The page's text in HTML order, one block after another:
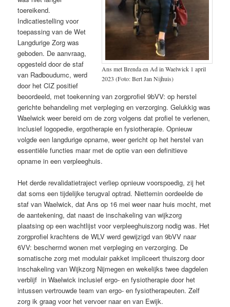
Ans met Brenda en Ad in Waelwick 1 april
2023 (Foto: Bert Jan Nijhuis)
toereikend.
Indicatiestelling voor
toepassing van de Wet
Langdurige Zorg was
geboden. De aanvraag,
opgesteld door de staf
van Radboudumc, werd
door het CIZ positief
beoordeeld, met toekenning van zorgprofiel 9bVV: op herstel
gerichte behandeling met verpleging en verzorging. Gelukkig was
Waelwick weer bereid om de zorg volgens dat profiel te verlenen,
inclusief logopedie, ergotherapie en fysiotherapie. Opnieuw
volgde een langdurige opname, weer gericht op het herstel van
essentiële functies maar met de optie van een definitieve
opname in een verpleeghuis.
Het derde revalidatietraject verliep opnieuw voorspoedig, zij het
dat soms een tijdelijke terugval optrad. Niettemin oordeelde de
staf van Waelwick, dat Ans op 16 mei weer naar huis mocht, met
de aantekening, dat naast de inschakeling van wijkzorg
plaatsing op een wachtlijst voor verpleeghuiszorg nodig was. Het
zorgprofiel krachtens de WLV werd gewijzigd van 9bVV naar
6VV: beschermd wonen met verpleging en verzorging. De
somatische zorg met modulair pakket impliceert thuiszorg door
inschakeling van Wijkzorg Nijmegen en wekelijks twee dagdelen
verblijf in Waelwick inclusief ergo- en fysiotherapie door het
intussen vertrouwde team van ergo- en fysiotherapeuten. Zelf
zorg ik graag voor het vervoer naar en van Ewijk.